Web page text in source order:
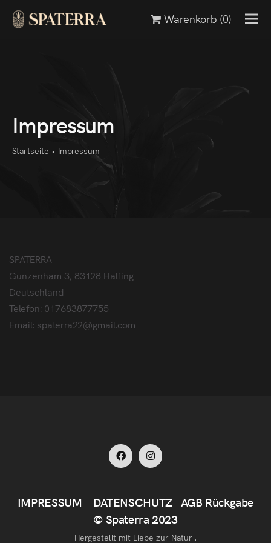
Warenkorb (0)
Impressum
Startseite • Impressum
SPATERRA
Gunzenham 3, 83128 Halfing
Deutschland
Telefon: 017683877755
Email: spaterra22@gmail.com
IMPRESSUM DATENSCHUTZ AGB Rückgabe
© Spaterra 2023
Hergestellt mit Liebe zur Natur .